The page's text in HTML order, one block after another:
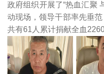
政府组织开展了“热血汇聚
动现场，领导干部率先垂
共有61人累计捐献全血